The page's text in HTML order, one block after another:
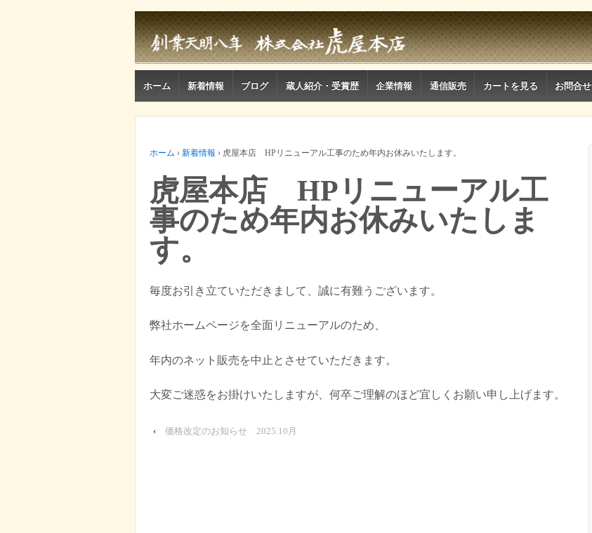
ホーム 新着情報 ブログ 蔵人紹介・受賞歴 企業情報 通信販売 カートを見る お問合せ
ホーム › 新着情報 › 虎屋本店 HPリニューアル工事のため年内お休みいたします。
虎屋本店 HPリニューアル工
事のため年内お休みいたしま
す。
毎度お引き立ていただきまして、誠に有難うございます。
弊社ホームページを全面リニューアルのため、
年内のネット販売を中止とさせていただきます。
大変ご迷惑をお掛けいたしますが、何卒ご理解のほど宜しくお願い申し上げます。
‹ 価格改定のお知らせ 2025.10月